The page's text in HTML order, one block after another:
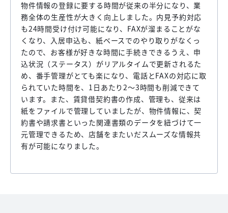
物件情報の登録に要する時間が従来の半分になり、業
務全体の生産性が大きく向上しました。内見予約対応
も24時間受け付け可能になり、FAXが溜まることがな
くなり、入居申込も、紙ベースでのやり取りがなくっ
たので、お客様が好きな時間に手続きできるうえ、申
込状況（ステータス）がリアルタイムで更新されるた
め、番手管理がとても楽になり、電話とFAXの対応に取
られていた時間を、1日あたり2〜3時間も削減できて
います。また、賃貸借契約書の作成、管理も、従来は
紙をファイルで管理していましたが、物件情報に、契
約書や請求書といった関連書類のデータを紐づけて一
元管理できるため、店舗をまたいだスムーズな情報共
有が可能になりました。